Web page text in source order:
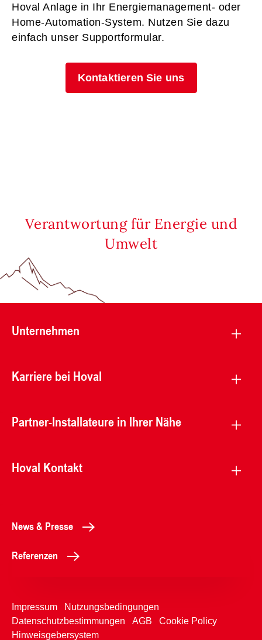
Hoval Anlage in Ihr Energiemanagement- oder
Home-Automation-System. Nutzen Sie dazu
einfach unser Supportformular.
Kontaktieren Sie uns
Verantwortung für Energie und
Umwelt
Unternehmen
Karriere bei Hoval
Partner-Installateure in Ihrer Nähe
Hoval Kontakt
News & Presse
Referenzen
Impressum
Nutzungsbedingungen
Datenschutzbestimmungen
AGB
Cookie Policy
Hinweisgebersystem